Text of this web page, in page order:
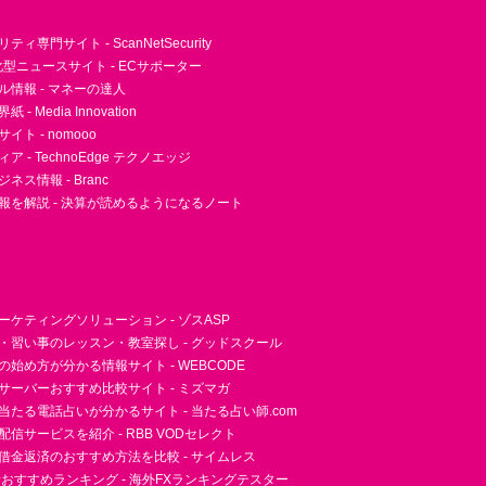
ティ専門サイト - ScanNetSecurity
型ニュースサイト - ECサポーター
情報 - マネーの達人
紙 - Media Innovation
イト - nomooo
ア - TechnoEdge テクノエッジ
ネス情報 - Branc
を解説 - 決算が読めるようになるノート
ケティングソリューション - ゾスASP
習い事のレッスン・教室探し - グッドスクール
始め方が分かる情報サイト - WEBCODE
ーバーおすすめ比較サイト - ミズマガ
たる電話占いが分かるサイト - 当たる占い師.com
信サービスを紹介 - RBB VODセレクト
金返済のおすすめ方法を比較 - サイムレス
すすめランキング - 海外FXランキングテスター